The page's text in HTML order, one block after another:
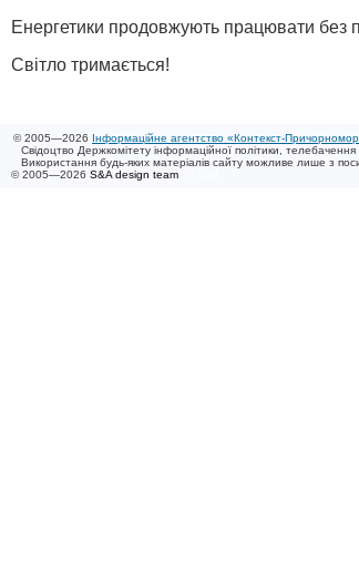
Енергетики продовжують працювати
Світло тримається!
© 2005—2026 Інформаційне агентство «Контекст-
Свідоцтво Держкомітету інформаційної політики,
Використання будь-яких матеріалів сайту можливе лише з
© 2005—2026 S&A design team